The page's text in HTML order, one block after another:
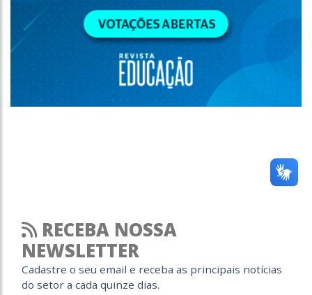
RECEBA NOSSA
NEWSLETTER
Cadastre o seu email e receba as principais notícias
do setor a cada quinze dias.